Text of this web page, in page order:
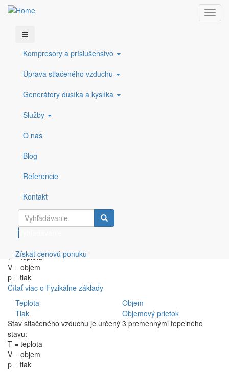
Skočiť na hlavný obsah
COMPRESSED
info@compressedgas.sk
Kompresory a príslušenstvo
Úprava stlačeného vzduchu
Generátory dusíka a kyslíka
Služby
O nás
Blog
Referencie
Kontakt
Vyhľadávanie
Získať cenovú ponuku
Stlačený vzduch BOGE
Fyzikálne základy
Fyzikálne základy
Fyzikálne základy
Stav stlačeného vzduchu je určený 3 premennými tepelného
T = teplota
V = objem
p = tlak
Čítať viac o Fyzikálne základy
Teplota
Objem
Tlak
Objemový prietok
Stav stlačeného vzduchu je určený 3 premennými tepelného
stavu:
T = teplota
V = objem
p = tlak